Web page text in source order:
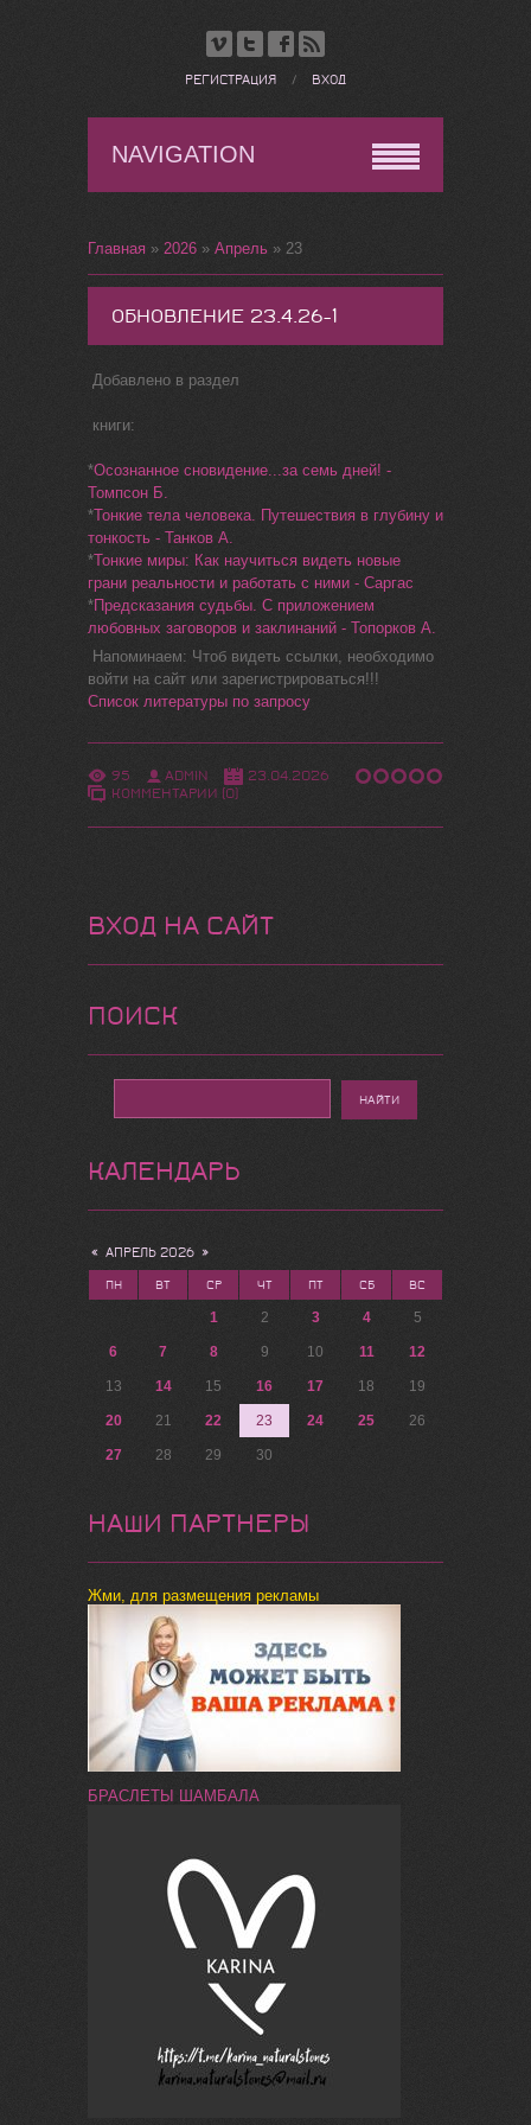
РЕГИСТРАЦИЯ / ВХОД
NAVIGATION
Главная » 2026 » Апрель » 23
ОБНОВЛЕНИЕ 23.4.26-1
Добавлено в раздел
книги:
*Осознанное сновидение...за семь дней! -
Томпсон Б.
*Тонкие тела человека. Путешествия в глубину и
тонкость - Танков А.
*Тонкие миры: Как научиться видеть новые
грани реальности и работать с ними - Саргас
*Предсказания судьбы. С приложением
любовных заговоров и заклинаний - Топорков А.
Напоминаем: Чтоб видеть ссылки, необходимо
войти на сайт или зарегистрироваться!!!
Список литературы по запросу
95 ADMIN
23.04.2026
КОММЕНТАРИИ (0)
ВХОД НА САЙТ
ПОИСК
КАЛЕНДАРЬ
« АПРЕЛЬ 2026 »
ПН ВТ СР ЧТ ПТ СБ ВС
1 2 3 4 5
6 7 8 9 10 11 12
13 14 15 16 17 18 19
20 21 22 23 24 25 26
27 28 29 30
НАШИ ПАРТНЕРЫ
Жми, для размещения рекламы
БРАСЛЕТЫ ШАМБАЛА